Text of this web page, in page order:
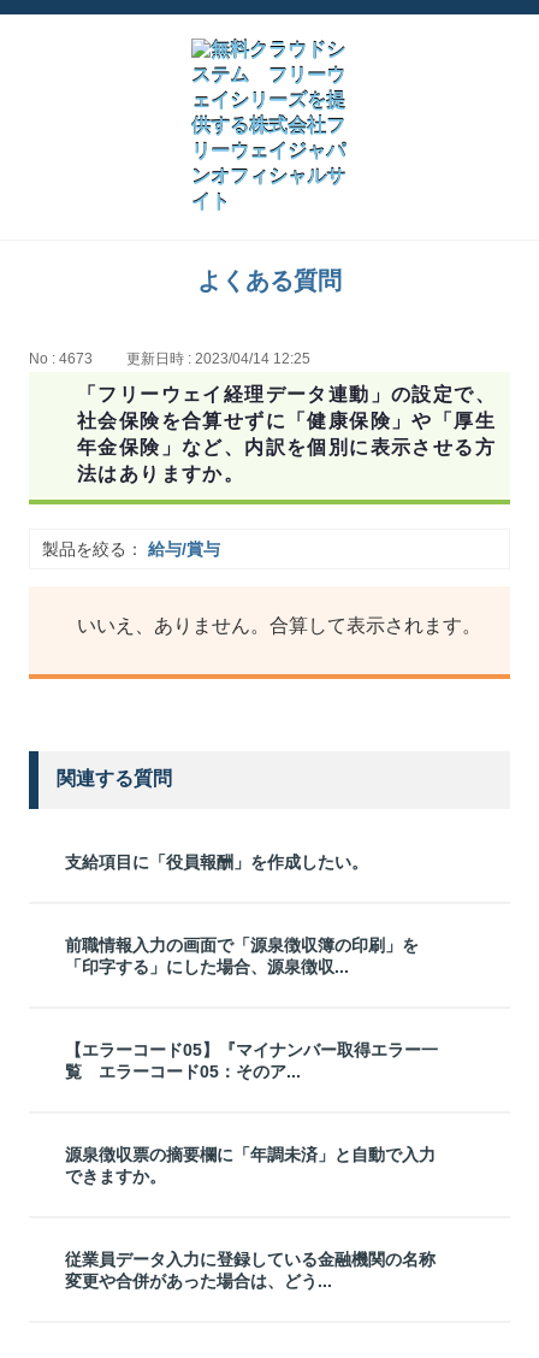
よくある質問
No : 4673 更新日時 : 2023/04/14 12:25
「フリーウェイ経理データ連動」の設定で、
社会保険を合算せずに「健康保険」や「厚生
年金保険」など、内訳を個別に表示させる方
法はありますか。
製品を絞る： 給与/賞与
いいえ、ありません。合算して表示されます。
関連する質問
支給項目に「役員報酬」を作成したい。
前職情報入力の画面で「源泉徴収簿の印刷」を
「印字する」にした場合、源泉徴収...
【エラーコード05】『マイナンバー取得エラー一
覧 エラーコード05：そのア...
源泉徴収票の摘要欄に「年調未済」と自動で入力
できますか。
従業員データ入力に登録している金融機関の名称
変更や合併があった場合は、どう...